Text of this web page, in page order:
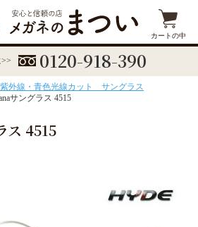
カートの中
0120-918-390
紫外線・青色光線カット サングラス
サングラス 4515
ス 4515